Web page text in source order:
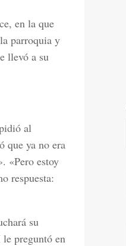
en la que
parroquia y
llevó a su
al
que ya no era
«Pero estoy
respuesta:
su
preguntó en